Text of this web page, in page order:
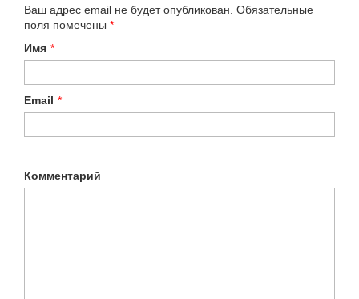
Ваш адрес email не будет опубликован. Обязательные
поля помечены *
Имя *
Email *
Комментарий